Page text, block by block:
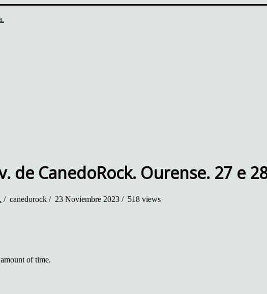
de CanedoRock. Ourense. 27 e
/ canedorock / 23 Noviembre 2023 / 518 views